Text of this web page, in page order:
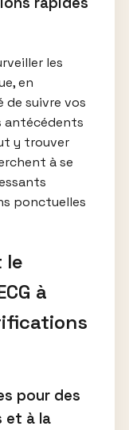
les
en
de suivre vos
antécédents
y trouver
à se
ponctuelles
le
à
pour des
et à la